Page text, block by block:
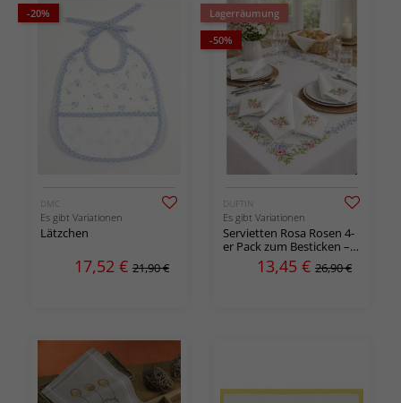
-20%
DMC
Es gibt Variationen
Lätzchen
17,52 € 21,90 €
Lagerräumung
-50%
DUFTIN
Es gibt Variationen
Servietten Rosa Rosen 4-
er Pack zum Besticken –
in Kreuzstichen auf
vorgedruckter Baumwolle
13,45 € 26,90 €